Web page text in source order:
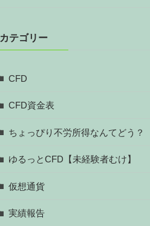
カテゴリー
CFD
CFD資金表
ちょっぴり不労所得なんてどう？
ゆるっとCFD【未経験者むけ】
仮想通貨
実績報告